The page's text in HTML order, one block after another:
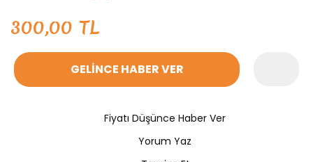
300,00 TL
GELİNCE HABER VER
Fiyatı Düşünce Haber Ver
Yorum Yaz